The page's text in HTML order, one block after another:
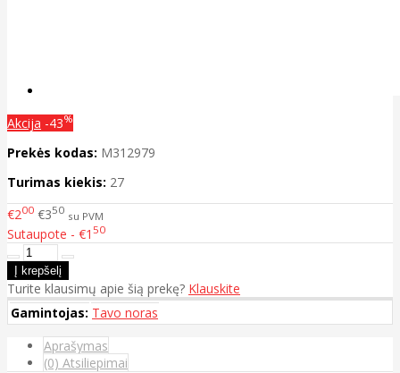
Akcija -43%
Prekės kodas: M312979
Turimas kiekis: 27
€200 €350 su PVM
Sutaupote - €1 50
Turite klausimų apie šią prekę? Klauskite
Gamintojas: Tavo noras
Aprašymas
(0) Atsiliepimai